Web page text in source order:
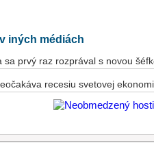
iných médiách
prvý raz rozprával s novou
recesiu svetovej